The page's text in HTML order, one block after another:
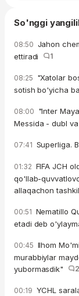
So'nggi
08:50 Jahon
ettiradi
1
08:25 "Xatolar
sotish bo'yicha
08:00 "Inter
Messida - dubl
07:41 Superliga.
01:32 FIFA JCH
qo'llab-
allaqachon
00:51 Nematillo
etadi deb
00:45 Ilhom
murabbiylar
yubormasdik"
2
00:19 YCHL